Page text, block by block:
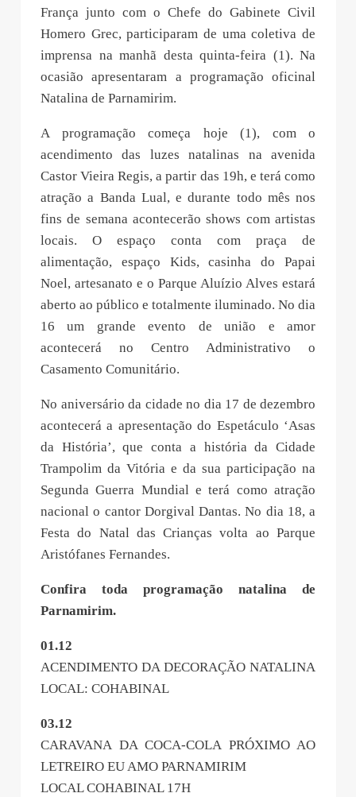
França junto com o Chefe do Gabinete Civil
Homero Grec, participaram de uma coletiva de
imprensa na manhã desta quinta-feira (1). Na
ocasião apresentaram a programação oficinal
Natalina de Parnamirim.
A programação começa hoje (1), com o
acendimento das luzes natalinas na avenida
Castor Vieira Regis, a partir das 19h, e terá como
atração a Banda Lual, e durante todo mês nos
fins de semana acontecerão shows com artistas
locais. O espaço conta com praça de
alimentação, espaço Kids, casinha do Papai
Noel, artesanato e o Parque Aluízio Alves estará
aberto ao público e totalmente iluminado. No dia
16 um grande evento de união e amor
acontecerá no Centro Administrativo o
Casamento Comunitário.
No aniversário da cidade no dia 17 de dezembro
acontecerá a apresentação do Espetáculo ‘Asas
da História’, que conta a história da Cidade
Trampolim da Vitória e da sua participação na
Segunda Guerra Mundial e terá como atração
nacional o cantor Dorgival Dantas. No dia 18, a
Festa do Natal das Crianças volta ao Parque
Aristófanes Fernandes.
Confira toda programação natalina de
Parnamirim.
01.12
ACENDIMENTO DA DECORAÇÃO NATALINA
LOCAL: COHABINAL
03.12
CARAVANA DA COCA-COLA PRÓXIMO AO
LETREIRO EU AMO PARNAMIRIM
LOCAL COHABINAL 17H